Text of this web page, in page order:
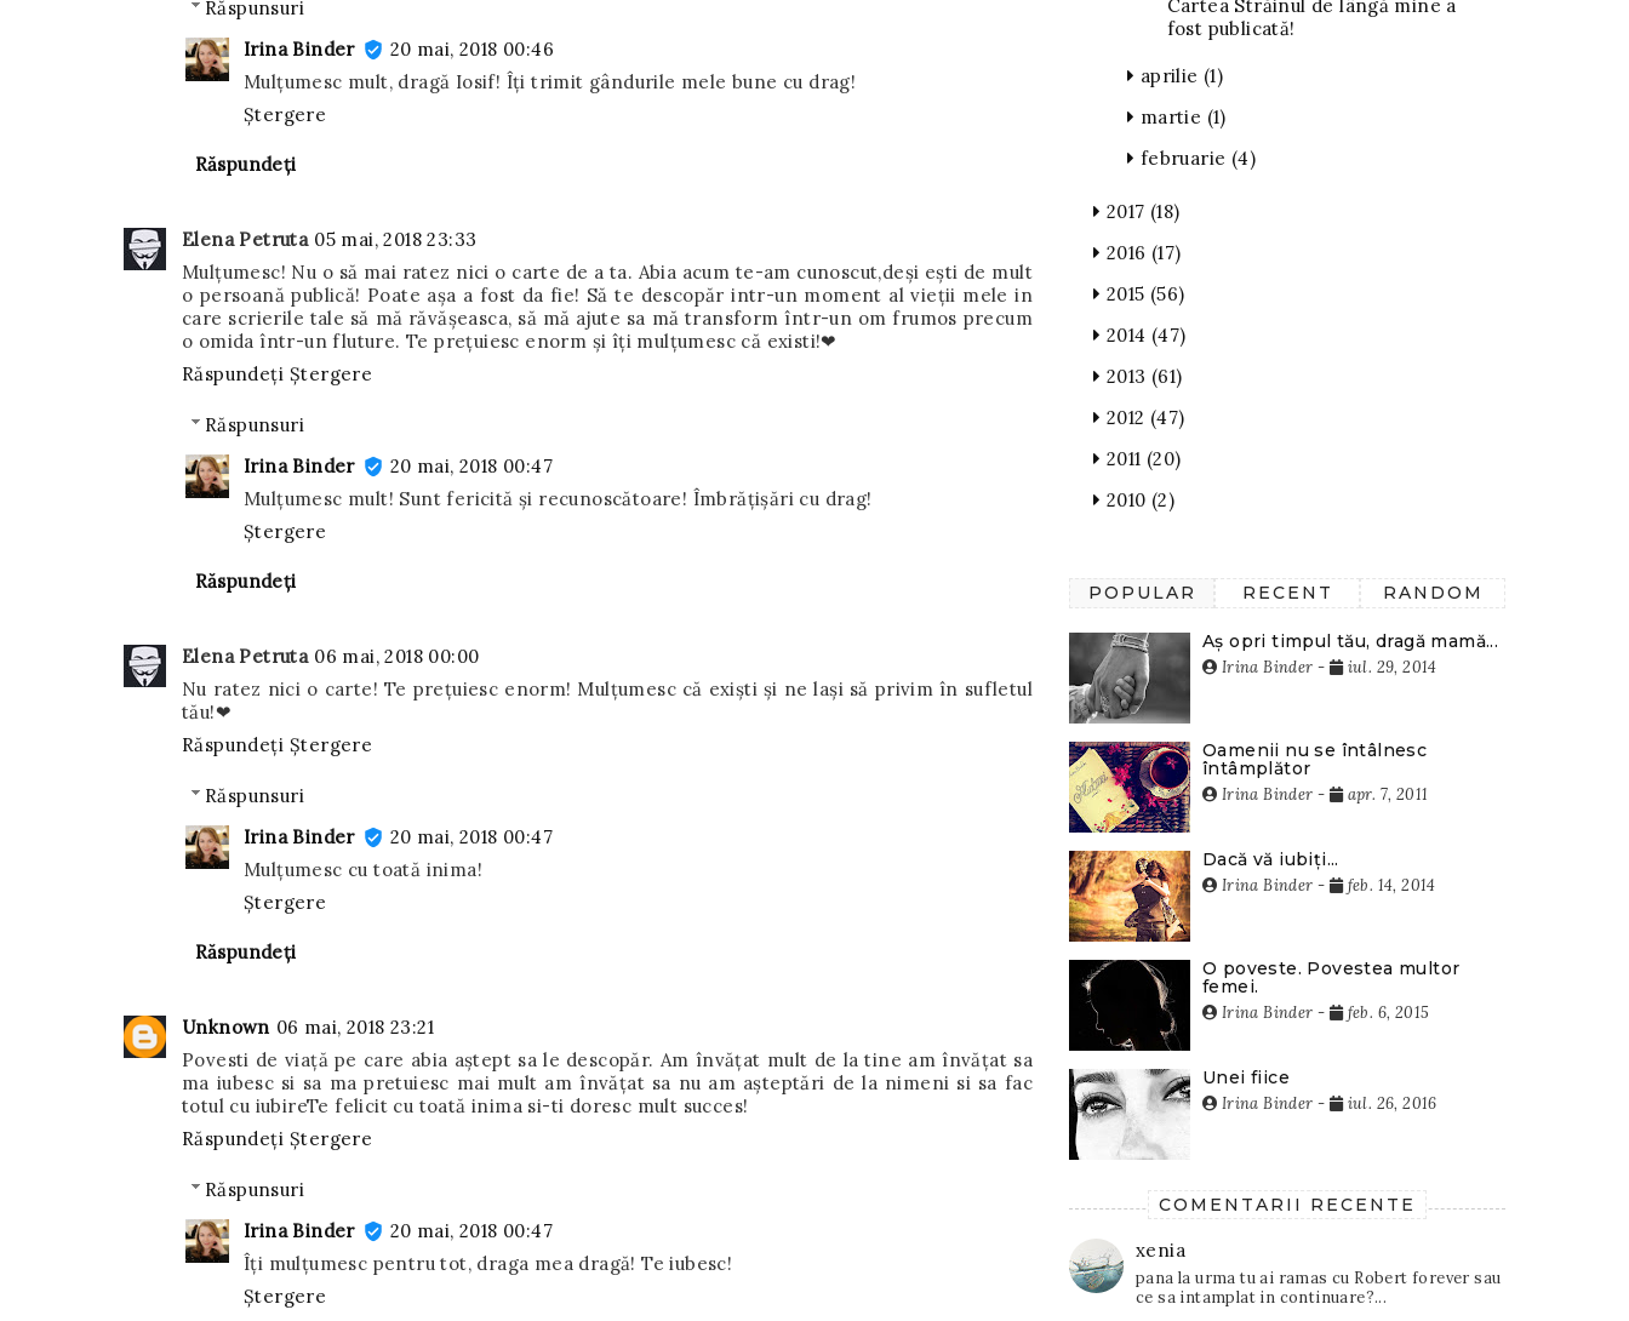
Răspunsuri
Irina Binder
20 mai, 2018 00:46
Mulțumesc mult, dragă Iosif! Îți trimit gândurile mele bune cu drag!
Ștergere
Răspundeți
Elena Petruta 05 mai, 2018 23:33
Mulțumesc! Nu o să mai ratez nici o carte de a ta. Abia acum te-am cunoscut,deși ești de mult
o persoană publică! Poate așa a fost da fie! Să te descopăr intr-un moment al vieții mele in
care scrierile tale să mă răvășeasca, să mă ajute sa mă transform într-un om frumos precum
o omida într-un fluture. Te prețuiesc enorm și îți mulțumesc că existi!❤
Răspundeți Ștergere
Răspunsuri
Irina Binder
20 mai, 2018 00:47
Mulțumesc mult! Sunt fericită și recunoscătoare! Îmbrățișări cu drag!
Ștergere
Răspundeți
Elena Petruta 06 mai, 2018 00:00
Nu ratez nici o carte! Te prețuiesc enorm! Mulțumesc că exiști și ne lași să privim în sufletul
tău!❤
Răspundeți Ștergere
Răspunsuri
Irina Binder
20 mai, 2018 00:47
Mulțumesc cu toată inima!
Ștergere
Răspundeți
Unknown 06 mai, 2018 23:21
Povesti de viață pe care abia aștept sa le descopăr. Am învățat mult de la tine am învățat sa
ma iubesc si sa ma pretuiesc mai mult am învățat sa nu am așteptări de la nimeni si sa fac
totul cu iubireTe felicit cu toată inima si-ti doresc mult succes!
Răspundeți Ștergere
Răspunsuri
Irina Binder
20 mai, 2018 00:47
Îți mulțumesc pentru tot, draga mea dragă! Te iubesc!
Ștergere
Cartea Străinul de lângă mine a
fost publicată!
aprilie (1)
martie (1)
februarie (4)
2017 (18)
2016 (17)
2015 (56)
2014 (47)
2013 (61)
2012 (47)
2011 (20)
2010 (2)
POPULAR RECENT RANDOM
Aș opri timpul tău, dragă mamă...
Irina Binder - iul. 29, 2014
Oamenii nu se întâlnesc
întâmplător
Irina Binder - apr. 7, 2011
Dacă vă iubiți...
Irina Binder - feb. 14, 2014
O poveste. Povestea multor
femei.
Irina Binder - feb. 6, 2015
Unei fiice
Irina Binder - iul. 26, 2016
COMENTARII RECENTE
xenia
pana la urma tu ai ramas cu Robert forever sau
ce sa intamplat in continuare?...